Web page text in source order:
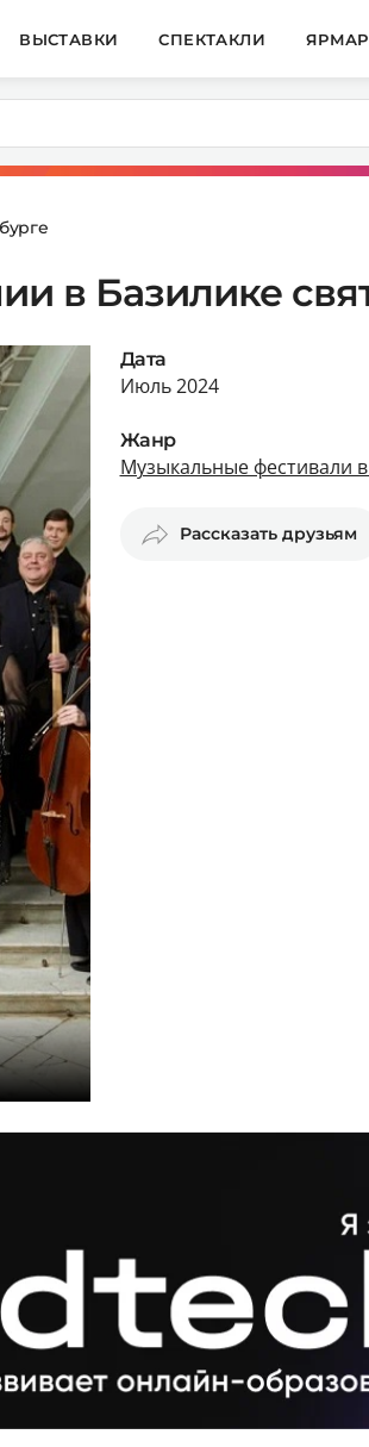
ВЫСТАВКИ СПЕКТАКЛИ
в Базилике
Дата
Июль 2024
Жанр
Музыкальные фестивали
Рассказать друзьям